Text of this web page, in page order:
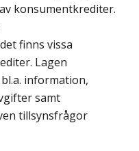
konsumentkrediter.
finns vissa
Lagen
information,
samt
tillsynsfrågor